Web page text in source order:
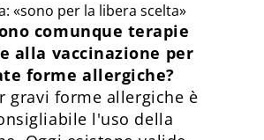
«sono per la libera scelta»
comunque terapie
alla vaccinazione per
forme allergiche?
gravi forme allergiche è
l'uso della